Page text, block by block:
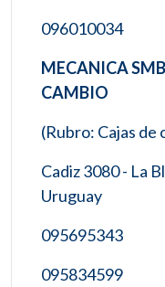
096010034
MECANICA
CAMBIO
(Rubro: Cajas de
Cadiz 3080 - La
Uruguay
095695343
095834599